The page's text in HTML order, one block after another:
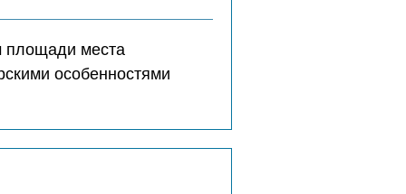
площади места
особенностями